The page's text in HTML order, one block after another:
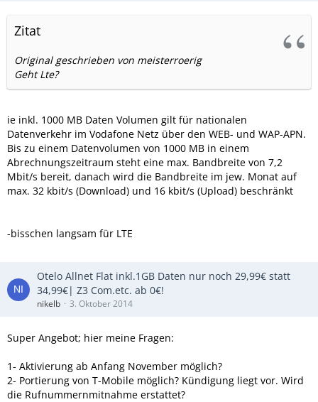
Zitat
Original geschrieben von meisterroerig
Geht Lte?
ie inkl. 1000 MB Daten Volumen gilt für nationalen
Datenverkehr im Vodafone Netz über den WEB- und WAP-APN.
Bis zu einem Datenvolumen von 1000 MB in einem
Abrechnungszeitraum steht eine max. Bandbreite von 7,2
Mbit/s bereit, danach wird die Bandbreite im jew. Monat auf
max. 32 kbit/s (Download) und 16 kbit/s (Upload) beschränkt
-bisschen langsam für LTE
Otelo Allnet Flat inkl.1GB Daten nur noch 29,99€ statt
34,99€| Z3 Com.etc. ab 0€!
nikelb 3. Oktober 2014
Super Angebot; hier meine Fragen:
1- Aktivierung ab Anfang November möglich?
2- Portierung von T-Mobile möglich? Kündigung liegt vor. Wird
die Rufnummernmitnahme erstattet?